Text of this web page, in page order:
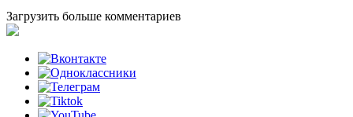
Загрузить больше комментариев